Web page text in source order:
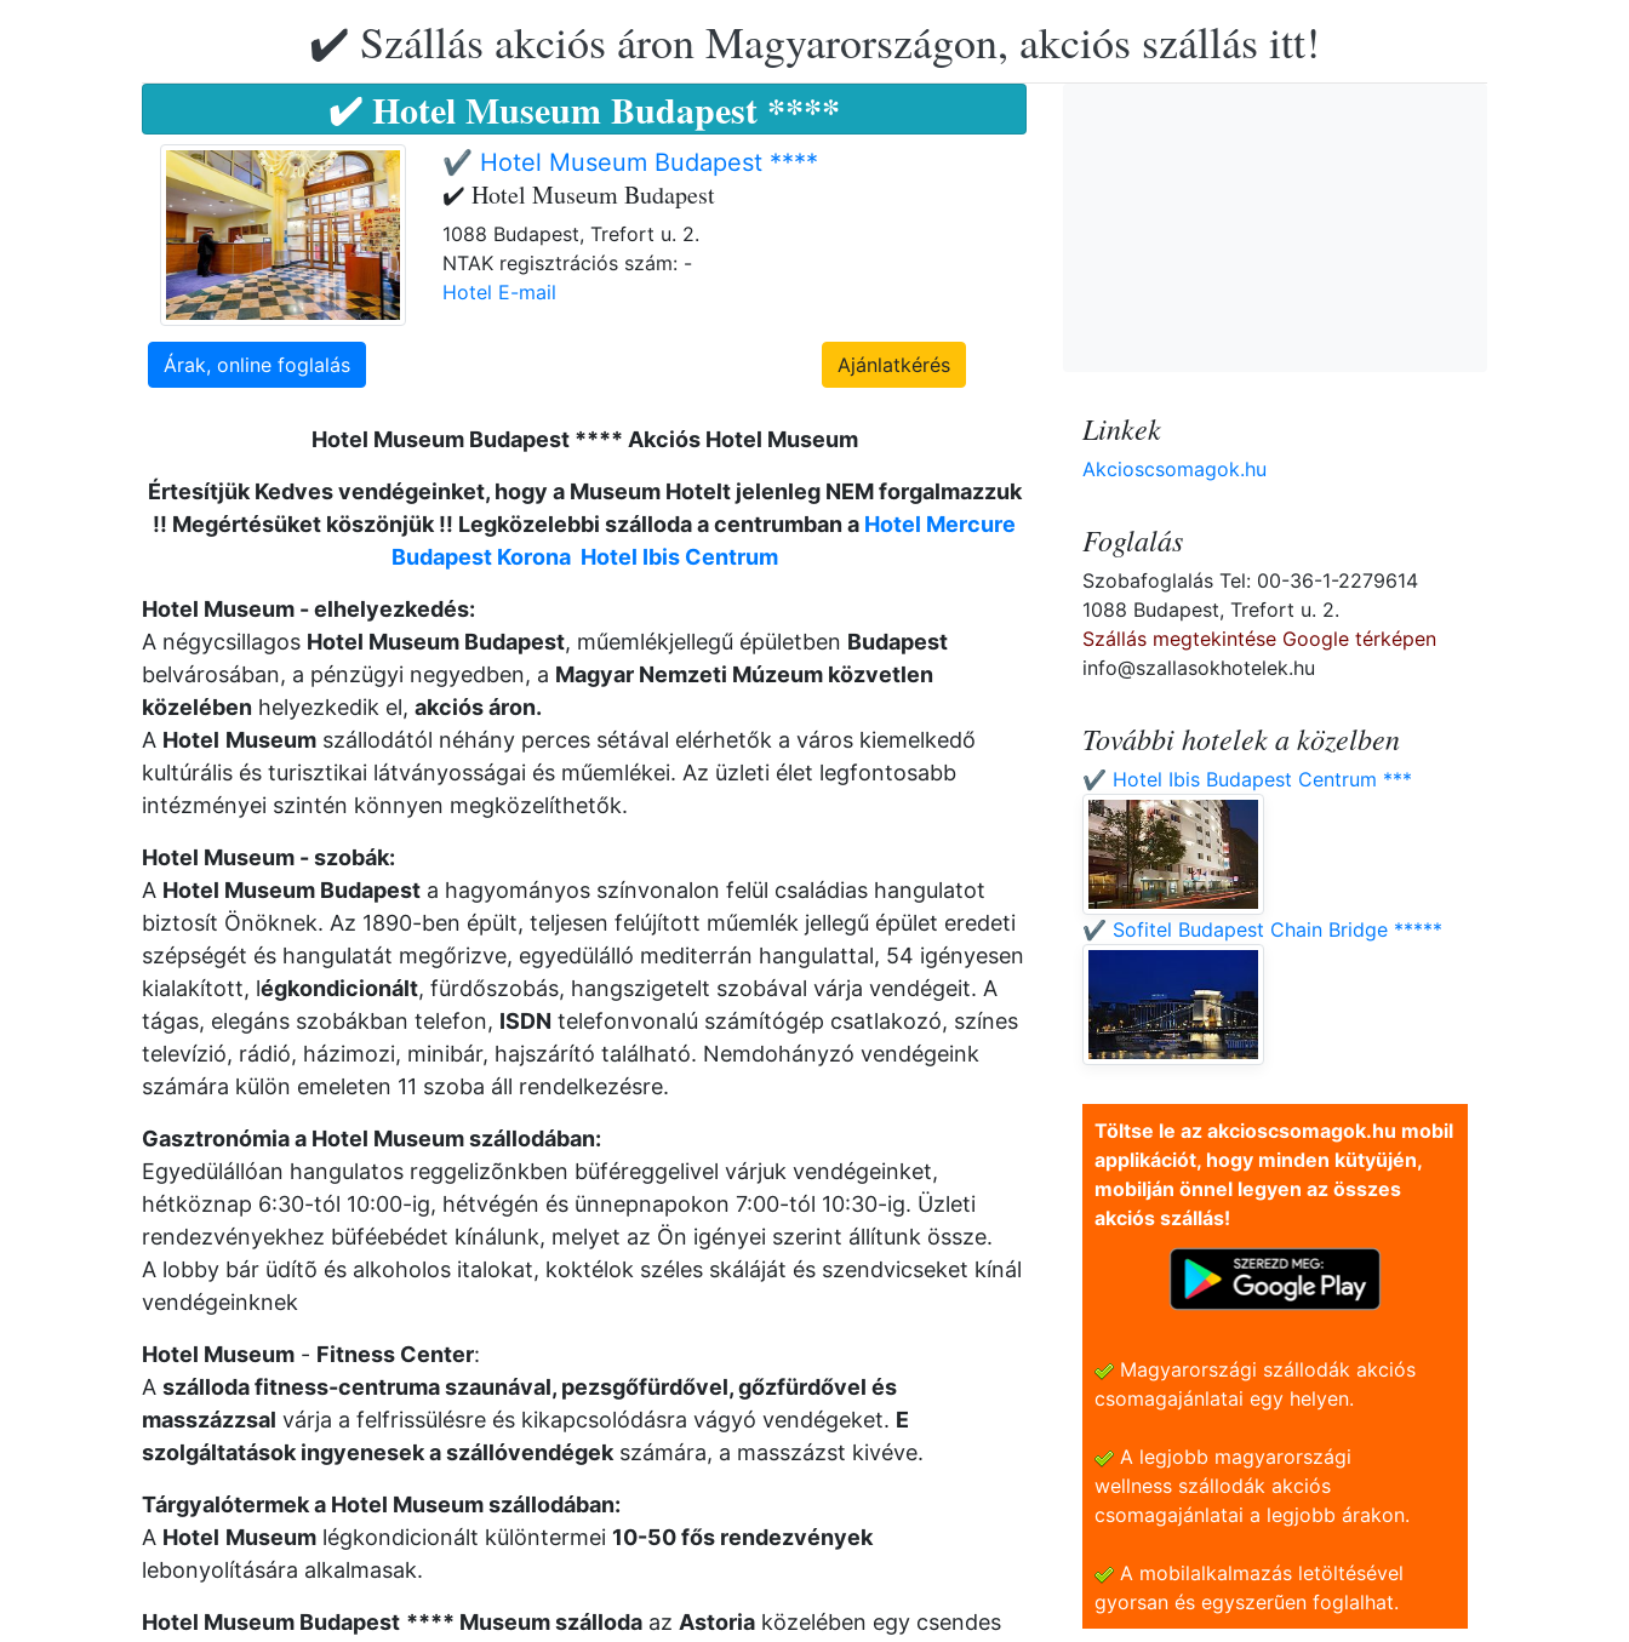
✔️ Szállás akciós áron Magyarországon, akciós szállás itt!
✔️ Hotel Museum Budapest ****
✔️ Hotel Museum Budapest ****
✔️ Hotel Museum Budapest
1088 Budapest, Trefort u. 2.
NTAK regisztrációs szám: -
Hotel E-mail
Árak, online foglalás Ajánlatkérés
Hotel Museum Budapest **** Akciós Hotel Museum
Értesítjük Kedves vendégeinket, hogy a Museum Hotelt jelenleg NEM forgalmazzuk
!! Megértésüket köszönjük !! Legközelebbi szálloda a centrumban a Hotel Mercure
Budapest Korona Hotel Ibis Centrum
Hotel Museum - elhelyezkedés:
A négycsillagos Hotel Museum Budapest, műemlékjellegű épületben Budapest
belvárosában, a pénzügyi negyedben, a Magyar Nemzeti Múzeum közvetlen
közelében helyezkedik el, akciós áron.
A Hotel Museum szállodától néhány perces sétával elérhetők a város kiemelkedő
kultúrális és turisztikai látványosságai és műemlékei. Az üzleti élet legfontosabb
intézményei szintén könnyen megközelíthetők.
Hotel Museum - szobák:
A Hotel Museum Budapest a hagyományos színvonalon felül családias hangulatot
biztosít Önöknek. Az 1890-ben épült, teljesen felújított műemlék jellegű épület eredeti
szépségét és hangulatát megőrizve, egyedülálló mediterrán hangulattal, 54 igényesen
kialakított, légkondicionált, fürdőszobás, hangszigetelt szobával várja vendégeit. A
tágas, elegáns szobákban telefon, ISDN telefonvonalú számítógép csatlakozó, színes
televízió, rádió, házimozi, minibár, hajszárító található. Nemdohányzó vendégeink
számára külön emeleten 11 szoba áll rendelkezésre.
Gasztronómia a Hotel Museum szállodában:
Egyedülállóan hangulatos reggelizõnkben büféreggelivel várjuk vendégeinket,
hétköznap 6:30-tól 10:00-ig, hétvégén és ünnepnapokon 7:00-tól 10:30-ig. Üzleti
rendezvényekhez büféebédet kínálunk, melyet az Ön igényei szerint állítunk össze.
A lobby bár üdítõ és alkoholos italokat, koktélok széles skáláját és szendvicseket kínál
vendégeinknek
Hotel Museum - Fitness Center:
A szálloda fitness-centruma szaunával, pezsgőfürdővel, gőzfürdővel és
masszázzsal várja a felfrissülésre és kikapcsolódásra vágyó vendégeket. E
szolgáltatások ingyenesek a szállóvendégek számára, a masszázst kivéve.
Tárgyalótermek a Hotel Museum szállodában:
A Hotel Museum légkondicionált különtermei 10-50 fős rendezvények
lebonyolítására alkalmasak.
Hotel Museum Budapest **** Museum szálloda az Astoria közelében egy csendes
Linkek
Akcioscsomagok.hu
Foglalás
Szobafoglalás Tel: 00-36-1-2279614
1088 Budapest, Trefort u. 2.
Szállás megtekintése Google térképen
info@szallasokhotelek.hu
További hotelek a közelben
✔️ Hotel Ibis Budapest Centrum ***
✔️ Sofitel Budapest Chain Bridge *****
Töltse le az akcioscsomagok.hu mobil
applikációt, hogy minden kütyüjén,
mobilján önnel legyen az összes
akciós szállás!
Magyarországi szállodák akciós
csomagajánlatai egy helyen.
A legjobb magyarországi
wellness szállodák akciós
csomagajánlatai a legjobb árakon.
A mobilalkalmazás letöltésével
gyorsan és egyszerũen foglalhat.